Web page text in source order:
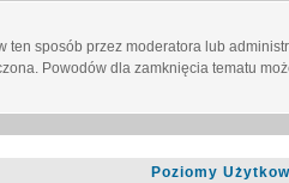
ten sposób przez moderatora lub
Powodów dla zamknięcia tematu
Poziomy